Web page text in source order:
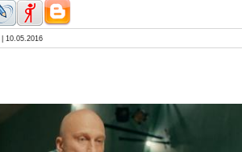
| 10.05.2016